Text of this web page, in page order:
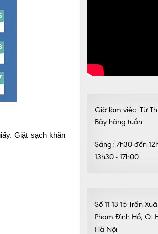
Giặt sạch khăn
Giờ làm việc: Từ
Bảy hàng tuần
Sáng: 7h30 đến
13h30 - 17h00
Số 11-13-15 Trần
Phạm Đình Hổ, Q.
Hà Nội